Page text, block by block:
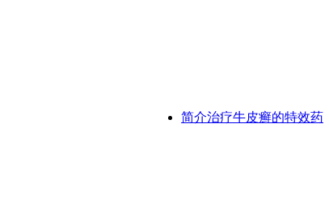
简介治疗牛皮癣的特效药